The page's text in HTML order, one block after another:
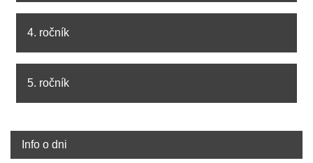
4. ročník
5. ročník
Info o dni